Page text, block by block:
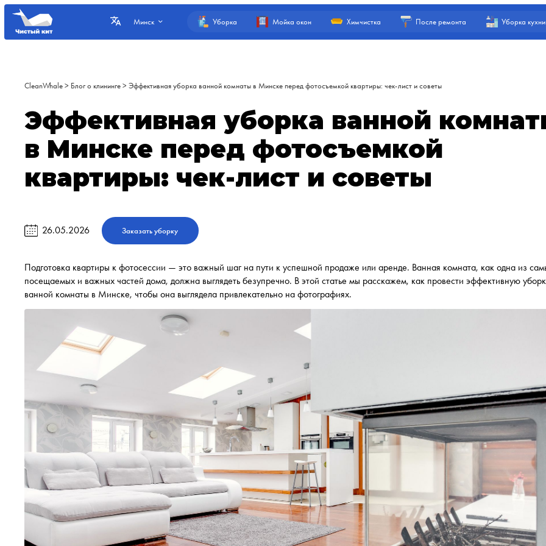
Минск Уборка Мойка окон Химчистка После ремонта Уборка кухни
CleanWhale > Блог о клининге >Эффективная уборка ванной комнаты в Минске перед фотосъемкой квартиры: чек-лист и советы
Эффективная уборка ванной
в Минске перед фотосъемкой
квартиры: чек-лист и советы
26.05.2026 Заказать уборку
Подготовка квартиры к фотосессии — это важный шаг на пути к успешной продаже или аренде. Ванная комната, как одна из
посещаемых и важных частей дома, должна выглядеть безупречно. В этой статье мы расскажем, как провести эффективную
ванной комнаты в Минске, чтобы она выглядела привлекательно на фотографиях.